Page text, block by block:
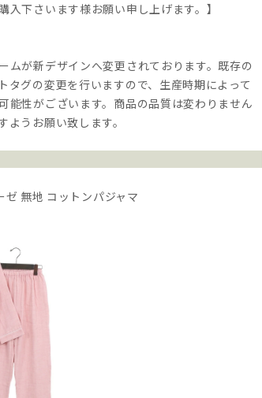
入下さいます様お願い申し上げます。】
ムが新デザインへ変更されております。既存の
タグの変更を行いますので、生産時期によって
能性がございます。商品の品質は変わりません
うお願い致します。
ゼ 無地 コットンパジャマ